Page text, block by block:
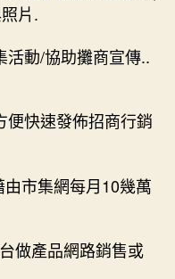
片.
活動/協助攤商宣傳..
便快速發佈招商行銷
市集網每月10幾萬
做產品網路銷售或